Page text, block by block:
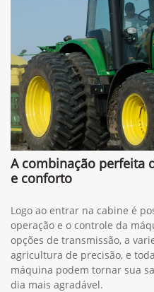
A combinação perfeita
e conforto
Logo ao entrar na cabine é
operação e o controle da
opções de transmissão, a
agricultura de precisão, e
máquina podem tornar sua
dia mais agradável.